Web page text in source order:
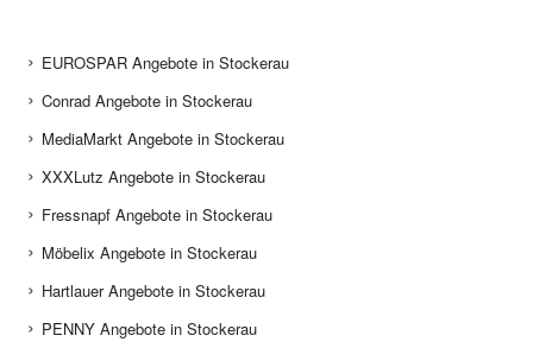
EUROSPAR Angebote in Stockerau
Conrad Angebote in Stockerau
MediaMarkt Angebote in Stockerau
XXXLutz Angebote in Stockerau
Fressnapf Angebote in Stockerau
Möbelix Angebote in Stockerau
Hartlauer Angebote in Stockerau
PENNY Angebote in Stockerau